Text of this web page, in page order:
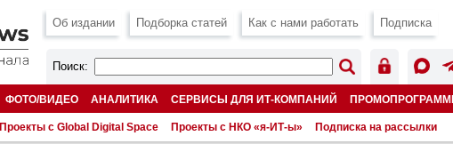
Об издании Подборка статей Как с нами работать Подписка
Поиск:
ФОТО/ВИДЕО АНАЛИТИКА СЕРВИСЫ ДЛЯ ИТ-КОМПАНИЙ
Проекты с Global Digital Space Проекты с НКО «я-ИТ-ы» Подписка на рассылки